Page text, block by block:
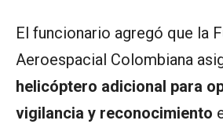
El funcionario agregó que la
Aeroespacial Colombiana
helicóptero adicional para
vigilancia y reconocimiento